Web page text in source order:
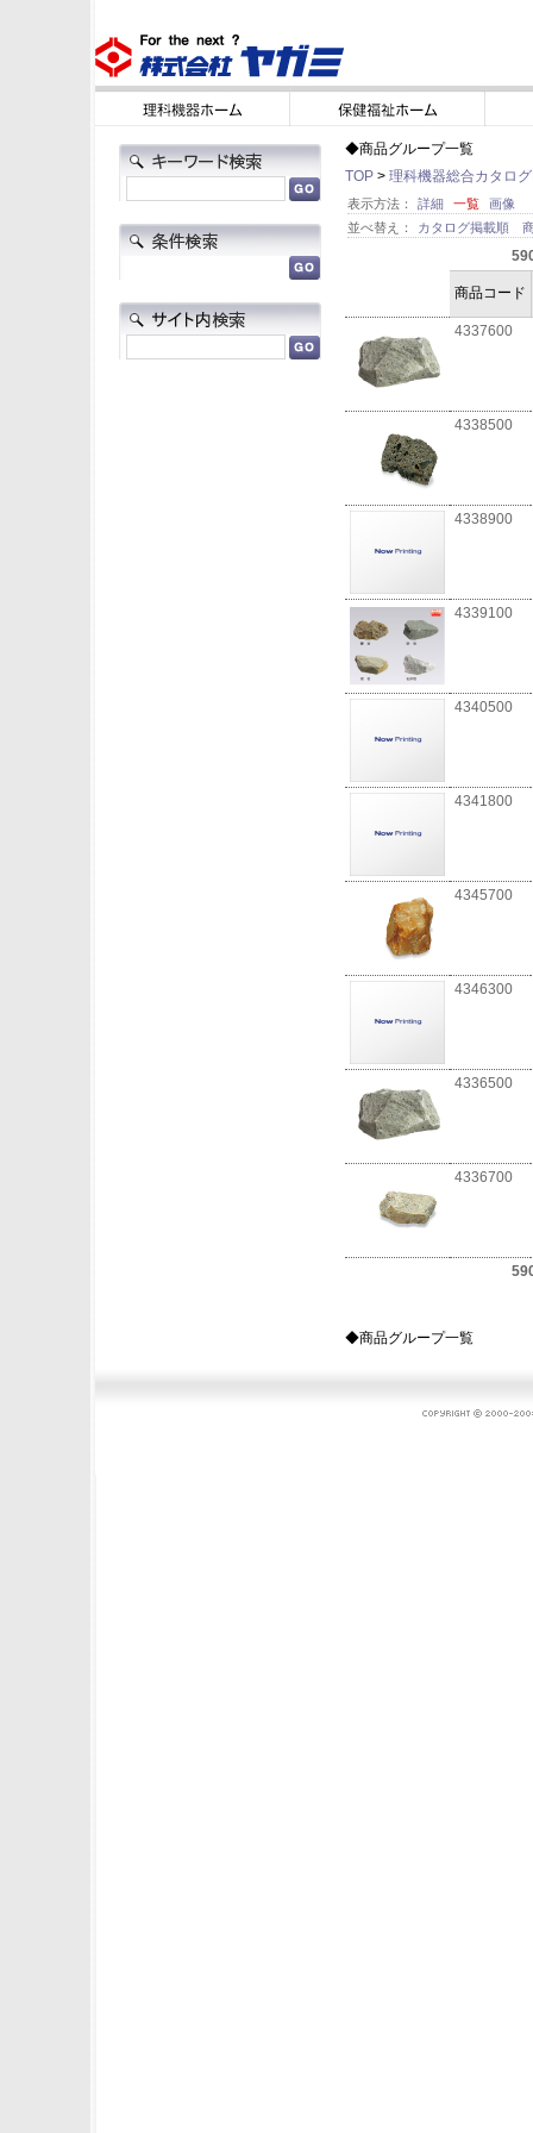
◆商品グループ一覧
TOP > 理科機器総合カタロ
表示方法： 詳細 一覧
画像
並べ替え：
カタログ掲載順
商品コード
4337600
4338500
4338900
4339100
4340500
4341800
4345700
4346300
4336500
4336700
◆商品グループ一覧